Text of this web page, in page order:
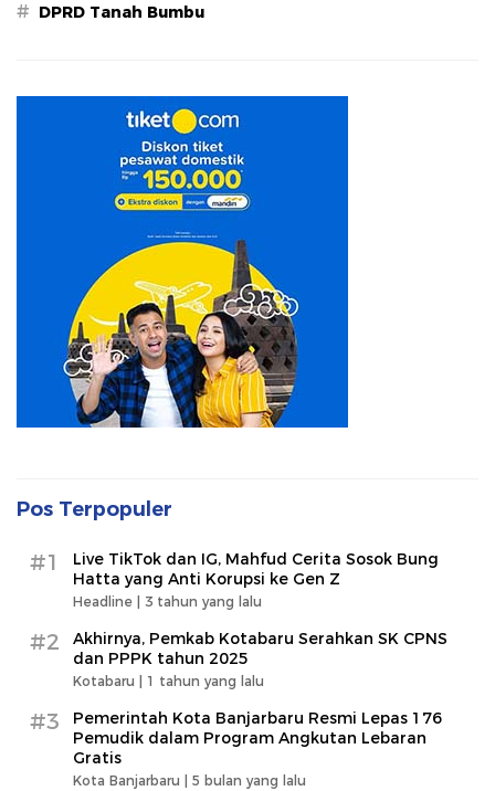
# DPRD Tanah Bumbu
Pos Terpopuler
#1
Live TikTok dan IG, Mahfud Cerita Sosok Bung
Hatta yang Anti Korupsi ke Gen Z
Headline | 3 tahun yang lalu
#2
Akhirnya, Pemkab Kotabaru Serahkan SK CPNS
dan PPPK tahun 2025
Kotabaru | 1 tahun yang lalu
#3
Pemerintah Kota Banjarbaru Resmi Lepas 176
Pemudik dalam Program Angkutan Lebaran
Gratis
Kota Banjarbaru | 5 bulan yang lalu